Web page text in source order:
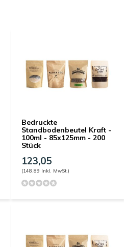
Bedruckte
Standbodenbeutel Kraft -
100ml - 85x125mm - 200
Stück
123,05
(148,89 Inkl. MwSt.)